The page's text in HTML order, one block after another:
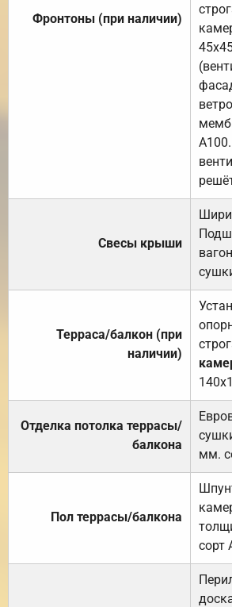
Фронтоны (при наличии)
Свесы крыши
Терраса/балкон (при
наличии)
Отделка потолка террасы/
балкона
мм.
Пол террасы/балкона
сорт